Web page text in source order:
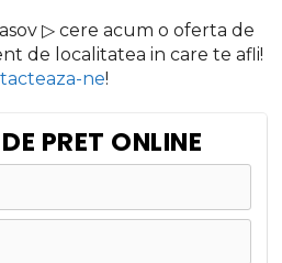
▷ cere acum o oferta de
de localitatea in care te afli!
ne!
PRET ONLINE